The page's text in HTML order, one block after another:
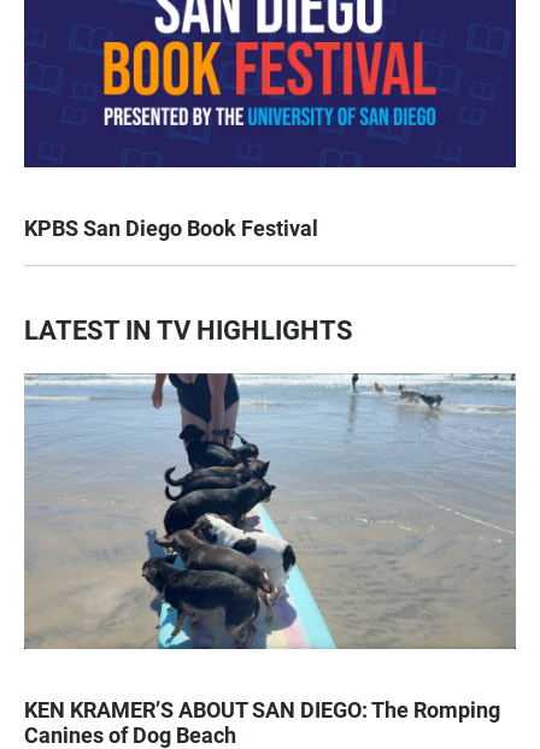
KPBS San Diego Book Festival
LATEST IN TV HIGHLIGHTS
KEN KRAMER’S ABOUT SAN DIEGO: The Romping
Canines of Dog Beach